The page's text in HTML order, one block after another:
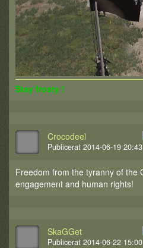
Stay frosty !
Crocodeel
Publicerat 2014-06-19 20:43
Freedom from the tyranny of the
engagement and human rights!
SkaGGet
Publicerat 2014-06-22 15:00